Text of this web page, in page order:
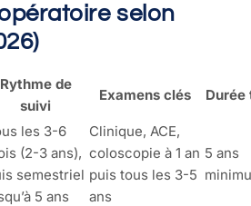
selon
Rythme de
suivi
Examens clés Durée
les 3-6
(2-3 ans),
semestriel
5 ans
Clinique, ACE,
coloscopie à 1 an
puis tous les 3-5
ans
5 ans